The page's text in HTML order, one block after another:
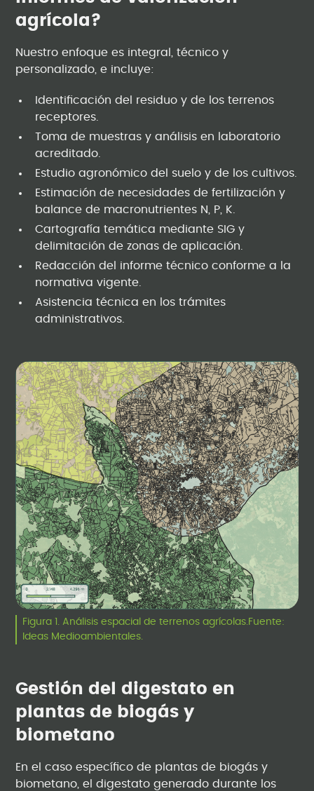
agrícola?
Nuestro enfoque es integral, técnico y
personalizado, e incluye:
Identificación del residuo y de los terrenos
receptores.
Toma de muestras y análisis en laboratorio
acreditado.
Estudio agronómico del suelo y de los cultivos.
Estimación de necesidades de fertilización y
balance de macronutrientes N, P, K.
Cartografía temática mediante SIG y
delimitación de zonas de aplicación.
Redacción del informe técnico conforme a la
normativa vigente.
Asistencia técnica en los trámites
administrativos.
Figura 1. Análisis espacial de terrenos agrícolas.Fuente:
Ideas Medioambientales.
Gestión del digestato en
plantas de biogás y
biometano
En el caso específico de plantas de biogás y
biometano, el digestato generado durante los